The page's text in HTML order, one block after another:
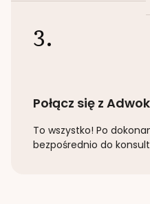
3.
Połącz się z
To wszystko! Po
bezpośrednio do